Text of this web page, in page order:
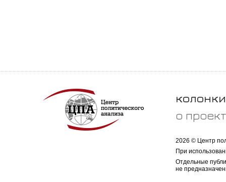
колонки
о
2026 © Центр
При
Отдельные
не